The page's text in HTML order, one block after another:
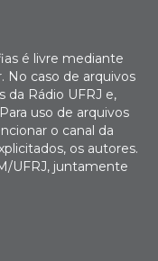
é livre mediante
No caso de arquivos
da Rádio UFRJ e,
uso de arquivos
o canal da
os autores.
UFRJ, juntamente